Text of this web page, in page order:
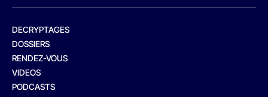
DECRYPTAGES
DOSSIERS
RENDEZ-VOUS
VIDEOS
PODCASTS